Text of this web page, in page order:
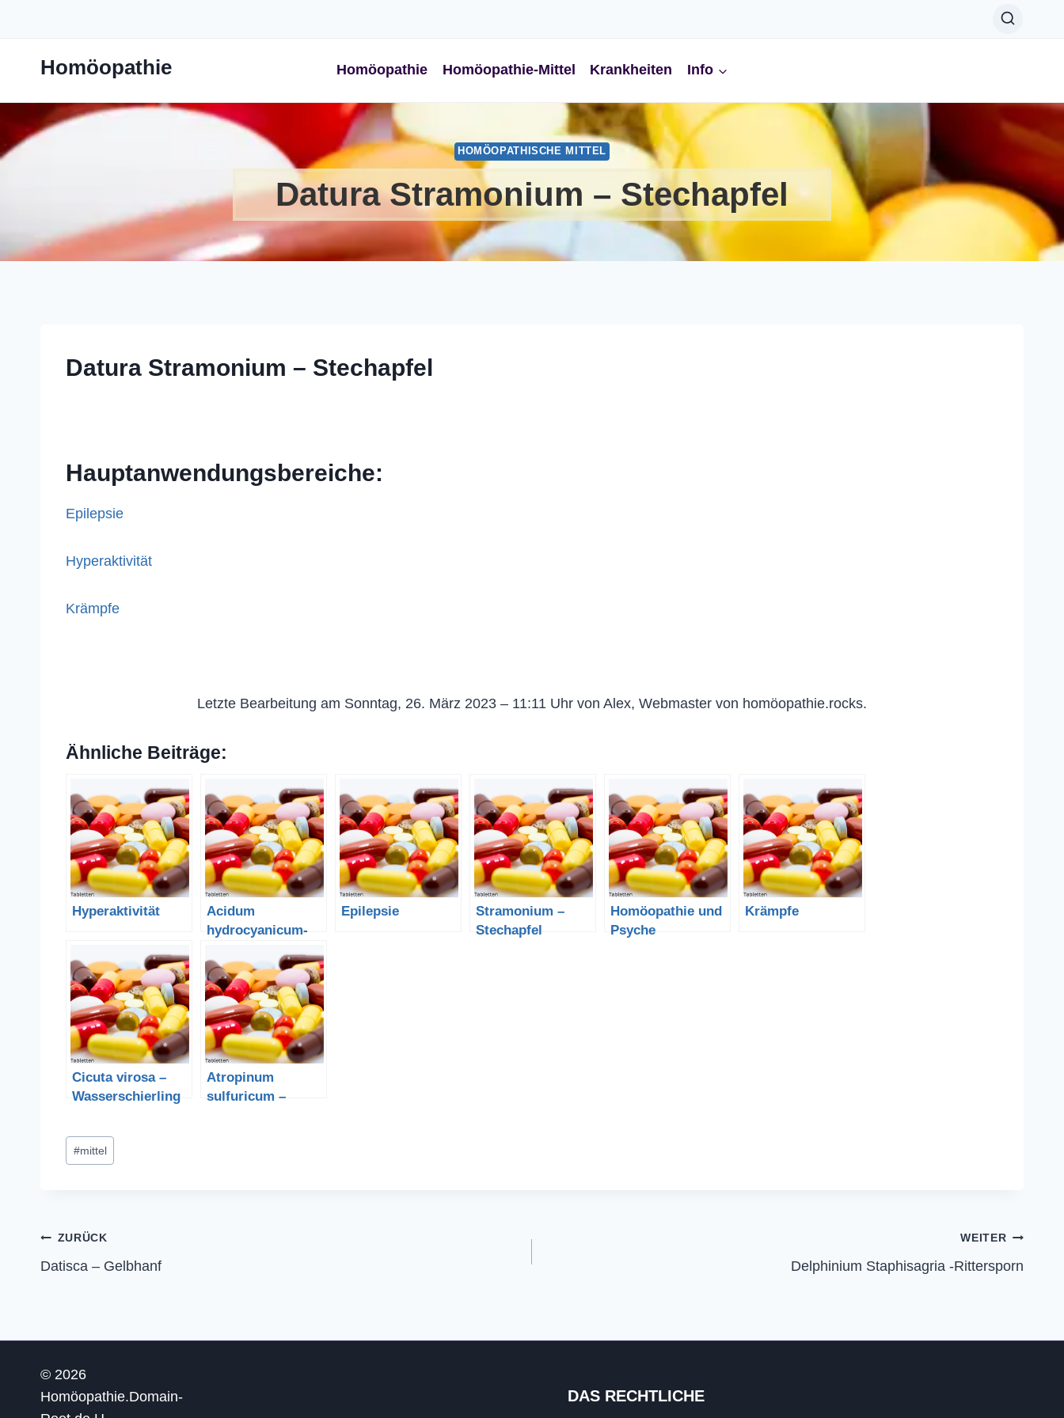
Homöopathie Homöopathie Homöopathie-Mittel Krankheiten Info
HOMÖOPATHISCHE MITTEL
Datura Stramonium – Stechapfel
Datura Stramonium – Stechapfel
Hauptanwendungsbereiche:
Epilepsie
Hyperaktivität
Krämpfe
Letzte Bearbeitung am Sonntag, 26. März 2023 – 11:11 Uhr von Alex, Webmaster von homöopathie.rocks.
Ähnliche Beiträge:
Hyperaktivität
Acidum
hydrocyanicum-
Epilepsie
Stramonium –
Stechapfel
Homöopathie und
Psyche
Krämpfe
Cicuta virosa –
Wasserschierling
Atropinum
sulfuricum –
Schlagworte:
#mittel
Beitragsnavigation
ZURÜCK
Datisca – Gelbhanf
WEITER
Delphinium Staphisagria -Rittersporn
© 2026
Homöopathie.Domain-
DAS RECHTLICHE